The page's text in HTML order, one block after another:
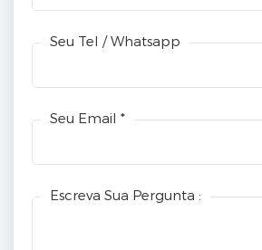
Seu Tel / Whatsapp
Seu Email *
Escreva Sua Pergunta :